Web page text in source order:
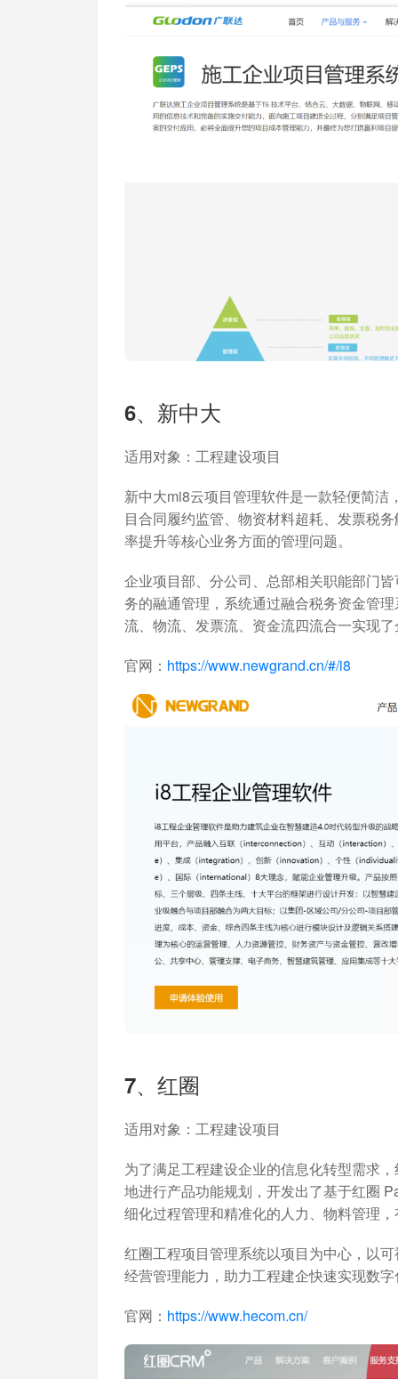
6、新中大
适用对象 ：工程建设项目
新中大mi8云项目管理软件是一款轻便简
目合同履约监管、物资材料超耗、发票税
率提升等核心业务方面的管理问题。
企业项目部、分公司、总部相关职能部门
务的融通管理，系统通过融合税务资金管
流、物流、发票流、资金流四流合一实现
官网： https://www.newgrand.cn/#/i8
7、红圈
适用对象 ：工程建设项目
为了满足工程建设企业的信息化转型需求
地进行产品功能规划，开发出了基于红圈
细化过程管理和精准化的人力、物料管理
红圈工程项目管理系统以项目为中心，以
经营管理能力，助力工程建企快速实现数
官网： https://www.hecom.cn/